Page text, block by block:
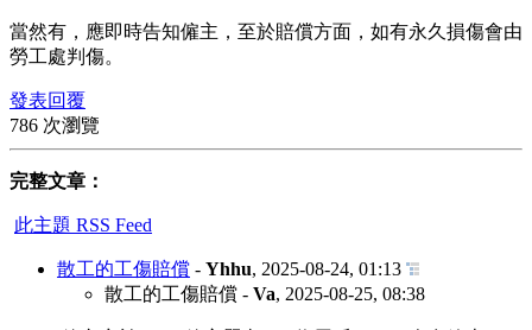
當然有，應即時告知僱主，至於賠償方面，如有永久損傷會由
勞工處判傷。
發表回覆
786 次瀏覽
完整文章：
此主題 RSS Feed
散工的工傷賠償 - Yhhu, 2025-08-24, 01:13
散工的工傷賠償 - Va, 2025-08-25, 08:38